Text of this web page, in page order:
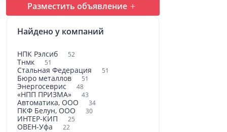
Разместить объявление
Найдено у компаний
НПК Рэлсиб 52
Тнмк 51
Стальная Федерация 51
Бюро металлов 51
Энергосеврис 48
«НПП ПРИЗМА» 43
Автоматика, ООО 34
ПКФ Белун, ООО 30
ИНТЕР-КИП 25
ОВЕН-Уфа 22